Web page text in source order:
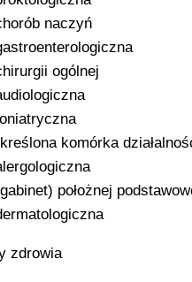
naczyń
ogólnej
komórka
położnej
zdrowia